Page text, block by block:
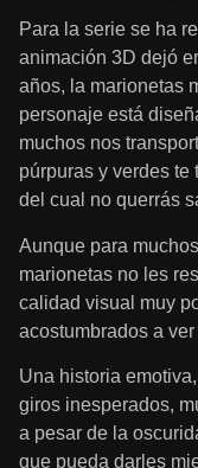
Para la serie se ha
animación 3D dejó
años, la marionetas
personaje está
muchos nos
púrpuras y verdes
del cual no querrás
Aunque para
marionetas no les
calidad visual muy
acostumbrados a
Una historia
giros inesperados,
a pesar de la
que pueda darles